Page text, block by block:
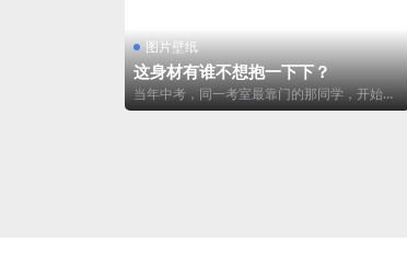
图片壁纸
这身材有谁不想抱一下下？
当年中考，同一考室最靠门的那同学，开始考
试的时候，掏出一个骰子，掷骰子答卷。 然...